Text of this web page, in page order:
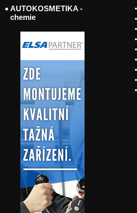
AUTOKOSMETIKA -
chemie